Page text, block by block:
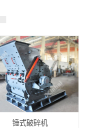
锤式破碎机